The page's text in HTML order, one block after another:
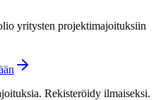
yritysten projektimajoituksiin
Rekisteröidy ilmaiseksi.